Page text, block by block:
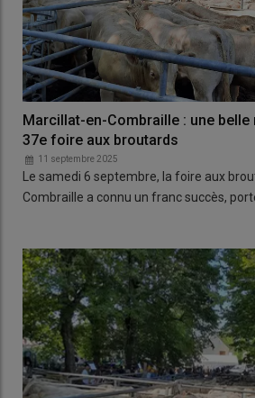
Marcillat-en-Combraille : une belle
37e foire aux broutards
11 septembre 2025
Le samedi 6 septembre, la foire aux
Combraille a connu un franc succès,